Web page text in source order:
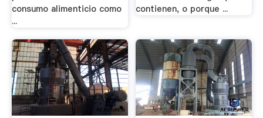
consumo alimenticio como
...
contienen, o porque ...